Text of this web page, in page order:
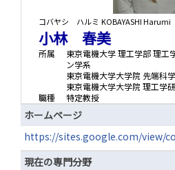
コバヤシ ハルミ KOBAYASHI Harumi
小林 春美
所属
東京電機大学 理工学部 理
ン学系
東京電機大学大学院 先端科
東京電機大学大学院 理工学
職種
特定教授
ホームページ
https://sites.google.com/view/
現在の専門分野